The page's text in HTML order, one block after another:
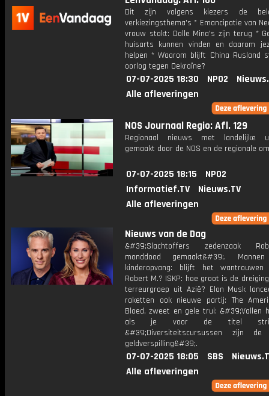
Dit zijn volgens kiezers de
verkiezingsthema's * Emancipatie van
vrouw stokt: Dolle Mina's zijn terug *
huisarts kunnen vinden en daarom
helpen * Waarom blijft China Rusland
oorlog tegen Oekraïne?
07-07-2025 18:30 NPO2
Alle afleveringen
NOS Journaal Regio: Afl. 129
Regionaal nieuws met landelijke
gemaakt door de NOS en de regionale
07-07-2025 18:15
NPO2
Informatief.TV
Nieuws.TV
Alle afleveringen
Nieuws van de Dag
&#39;Slachtoffers zedenzaak
monddood gemaakt&#39;.
kinderopvang: blijft het
Robert M.? ISKP: hoe groot is de
terreurgroep uit Azië? Elon Musk
raketten ook nieuwe partij: The
Bloed, zweet en gele trui: &#39;Vallen
als je voor de titel
&#39;Diversiteitscursussen zijn de
geldverspilling&#39;.
07-07-2025 18:05 SBS
Alle afleveringen